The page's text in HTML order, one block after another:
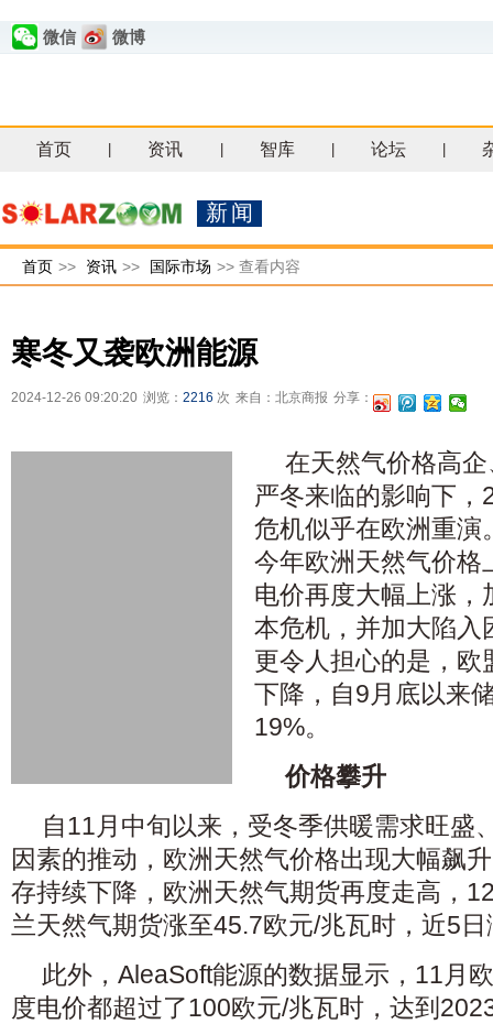
微信 微博
首页 资讯 智库 论坛
新闻
首页 >> 资讯 >> 国际市场 >> 查看内容
寒冬又袭欧洲能源
2024-12-26 09:20:20 浏览： 2216 次 来自：北京商报 分享：
在天然气价格高
严冬来临的影响下
危机似乎在欧洲重演
今年欧洲天然气价格
电价再度大幅上涨，
本危机，并加大陷入
更令人担心的是，欧
下降，自9月底以来
19%。
价格攀升
自11月中旬以来，受冬季供暖需求旺盛
因素的推动，欧洲天然气价格出现大幅飙
存持续下降，欧洲天然气期货再度走高，
兰天然气期货涨至45.7欧元/兆瓦时，近5
此外，AleaSoft能源的数据显示，11月
度电价都超过了100欧元/兆瓦时，达到